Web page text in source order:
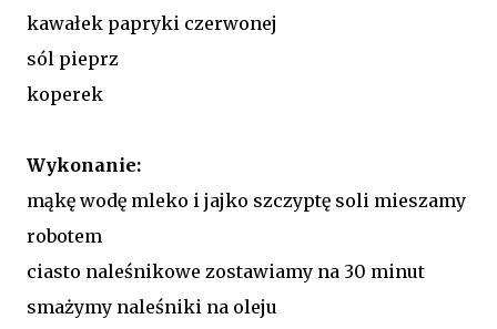
kawałek papryki czerwonej
sól pieprz
koperek
Wykonanie:
mąkę wodę mleko i jajko szczyptę soli mieszamy
robotem
ciasto naleśnikowe zostawiamy na 30 minut
smażymy naleśniki na oleju